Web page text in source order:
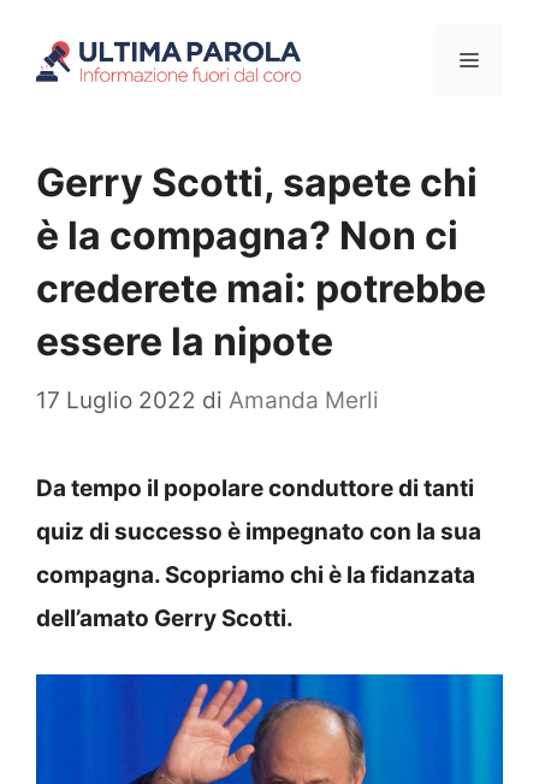
Menu
Gerry Scotti, sapete chi
è la compagna? Non ci
crederete mai: potrebbe
essere la nipote
17 Luglio 2022 di Amanda Merli
Da tempo il popolare conduttore di tanti
quiz di successo è impegnato con la sua
compagna. Scopriamo chi è la fidanzata
dell’amato Gerry Scotti.